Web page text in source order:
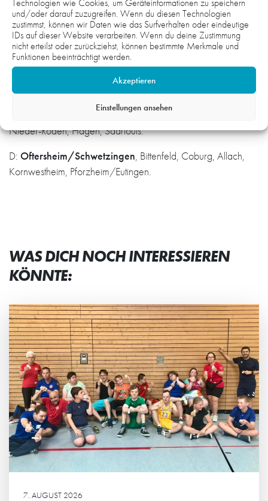
Technologien wie Cookies, um Geräteinformationen zu speichern
und/oder darauf zuzugreifen. Wenn du diesen Technologien
zustimmst, können wir Daten wie das Surfverhalten oder eindeutige
IDs auf dieser Website verarbeiten. Wenn du deine Zustimmung
nicht erteilst oder zurückziehst, können bestimmte Merkmale und
Funktionen beeinträchtigt werden.
Akzeptieren
Einstellungen ansehen
abschließende Final-Four um den DHB-Pokal ein.
A: Owschlag/Kropp/Tetenhusen, Braunschweig, MTV
Hamburg, Rostock, Horneburg, Cottbus.
B: Minden, Jena, Bremen, Hüttenberg, Lemgo,
Melsungen/Körle/Guxhagen.
C: Bergischer HC, Friesenheim/Hochdorf, Menden, Rodgau
Nieder-Roden, Hagen, Saarlouis.
D: Oftersheim/Schwetzingen , Bittenfeld, Coburg, Allach,
Kornwestheim, Pforzheim/Eutingen.
WAS DICH NOCH INTERESSIEREN
KÖNNTE:
7. AUGUST 2026